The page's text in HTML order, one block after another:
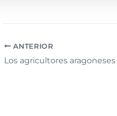
ANTERIOR